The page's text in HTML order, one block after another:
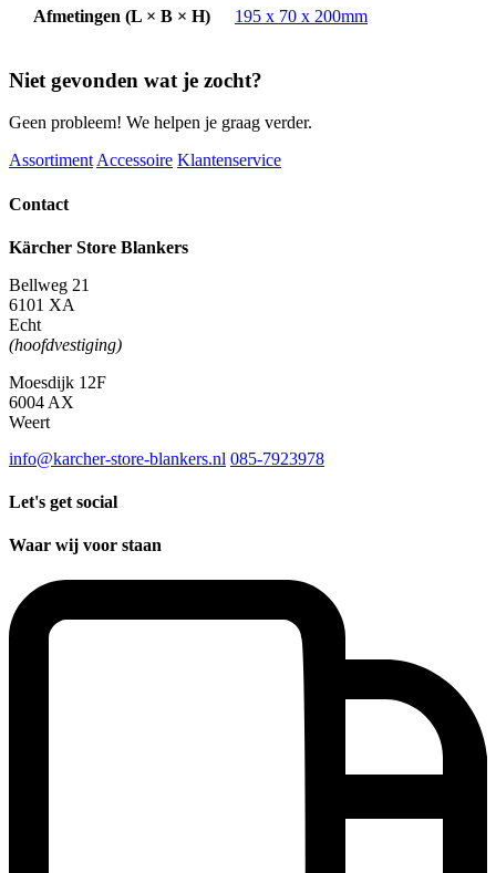
Afmetingen (L × B × H) 195 x 70 x 200mm
Niet gevonden wat je zocht?
Geen probleem! We helpen je graag verder.
Assortiment Accessoire Klantenservice
Contact
Kärcher Store Blankers
Bellweg 21
6101 XA
Echt
(hoofdvestiging)
Moesdijk 12F
6004 AX
Weert
info@karcher-store-blankers.nl 085-7923978
Let's get social
Waar wij voor staan